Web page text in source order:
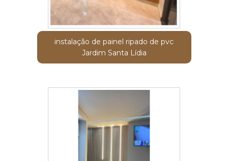
instalação de painel ripado de pvc
Jardim Santa Lídia